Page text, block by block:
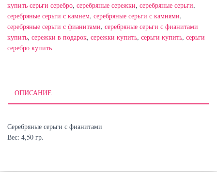
купить серьги серебро, серебряные сережки, серебряные серьги,
серебряные серьги с камнем, серебряные серьги с камнями,
серебряные серьги с фианитами, серебряные серьги с фианитами
купить, сережки в подарок, сережки купить, серьги купить, серьги
серебро купить
ОПИСАНИЕ
Серебряные серьги с фианитами
Вес: 4,50 гр.